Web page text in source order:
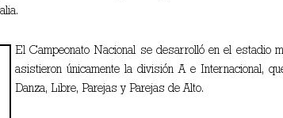
El Campeonato Nacional se desarrolló en el estadio
asistieron únicamente la división A e Internacional,
Danza, Libre, Parejas y Parejas de Alto.